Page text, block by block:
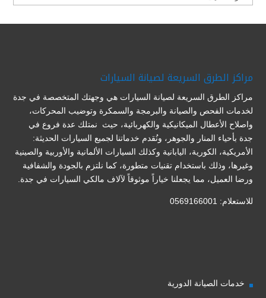
مراكز الطرق السريعة لصيانة السيارات
مراكز الطرق السريعة لصيانة السيارات هي وجهتك المتخصصة في جدة
لخدمات الفحص والصيانة والبرمجة والسمكرة وتوضيب المحركات،
واصلاح الأعطال الميكانيكية والكهربائية، حيث نمتلك عدة فروع في
جدة بأحياء المنار والجوهر، ونُقدم خدماتنا لجميع السيارات الحديثة:
الأمريكية، الكورية، اليابانية وكذلك السيارات الألمانية والأوربية والصينية
وغيرها، وذلك باستخدام تقنيات متطورة، كما نلتزم بالجودة والشفافية
ورضا العميل، مما يجعلنا خياراً موثوقاً لآلاف مالكي السيارات في جدة.
للاستعلام: 0569166001
خدمات الصيانة الدورية